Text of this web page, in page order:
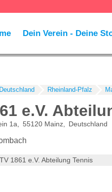
Dein Verein - Deine
Deutschland Rheinland-Pfalz
e.V.
1a 55120 Mainz Deutschland